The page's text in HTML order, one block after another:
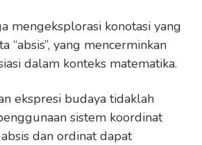
mengeksplorasi konotasi yang
“absis”, yang mencerminkan
dalam konteks matematika.
ekspresi budaya tidaklah
sistem koordinat
dan ordinat dapat